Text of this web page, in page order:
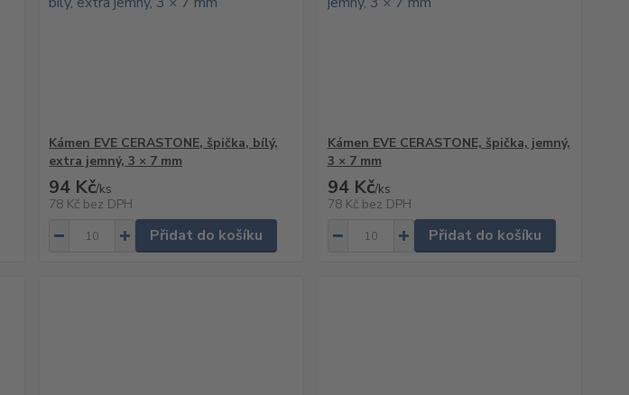
Kámen EVE CERASTONE, špička, bílý,
extra jemný, 3 × 7 mm
94 Kč/ks
78 Kč bez DPH
Přidat do košíku
Kámen EVE CERASTONE, špička, jemný,
3 × 7 mm
94 Kč/ks
78 Kč bez DPH
Přidat do košíku